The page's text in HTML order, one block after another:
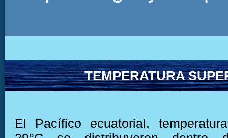
TEMPERATURA
El Pacífico ecuatorial,